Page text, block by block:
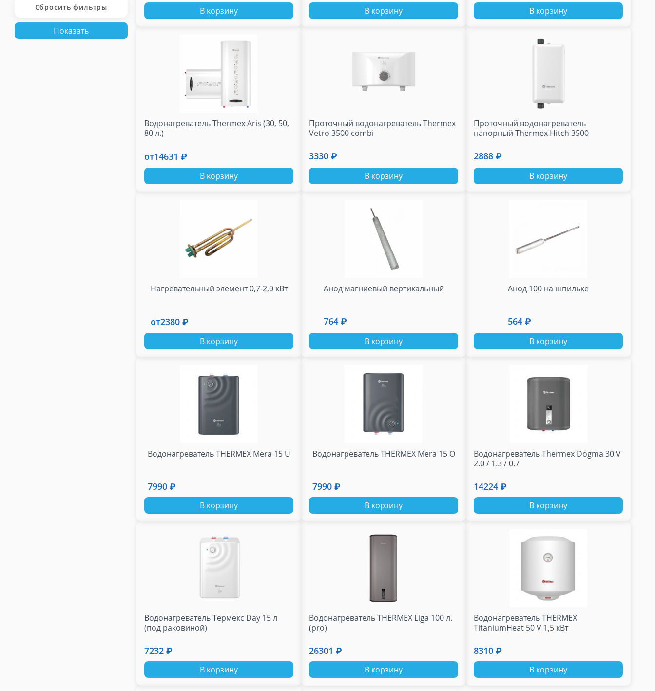
Сбросить фильтры
Показать
В корзину В корзину В корзину
Водонагреватель Thermex Aris (30, 50,
80 л.)
от14631 ₽
В корзину
Проточный водонагреватель Thermex
Vetro 3500 combi
3330 ₽
В корзину
Проточный водонагреватель
напорный Thermex Hitch 3500
2888 ₽
В корзину
Нагревательный элемент 0,7-2,0 кВт
от2380 ₽
В корзину
Анод магниевый вертикальный
764 ₽
В корзину
Анод 100 на шпильке
564 ₽
В корзину
Водонагреватель THERMEX Mera 15 U
7990 ₽
В корзину
Водонагреватель THERMEX Mera 15 O
7990 ₽
В корзину
Водонагреватель Thermex Dogma 30 V
2.0 / 1.3 / 0.7
14224 ₽
В корзину
Водонагреватель Термекс Day 15 л
(под раковиной)
7232 ₽
В корзину
Водонагреватель THERMEX Liga 100 л.
(pro)
26301 ₽
В корзину
Водонагреватель THERMEX
TitaniumHeat 50 V 1,5 кВт
8310 ₽
В корзину